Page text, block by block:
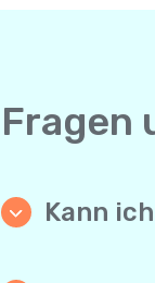
Fragen
Kann